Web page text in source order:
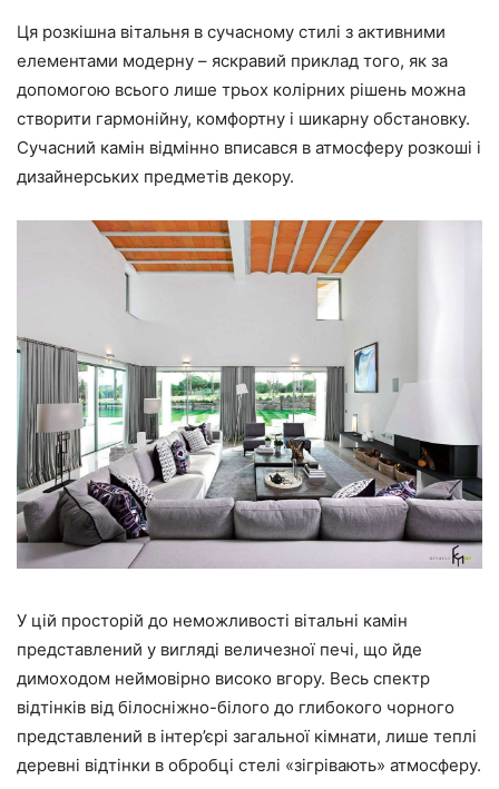
Ця розкішна вітальня в сучасному стилі з активними
елементами модерну – яскравий приклад того, як за
допомогою всього лише трьох колірних рішень можна
створити гармонійну, комфортну і шикарну обстановку.
Сучасний камін відмінно вписався в атмосферу розкоші і
дизайнерських предметів декору.
У цій просторій до неможливості вітальні камін
представлений у вигляді величезної печі, що йде
димоходом неймовірно високо вгору. Весь спектр
відтінків від білосніжно-білого до глибокого чорного
представлений в інтер’єрі загальної кімнати, лише теплі
деревні відтінки в обробці стелі «зігрівають» атмосферу.